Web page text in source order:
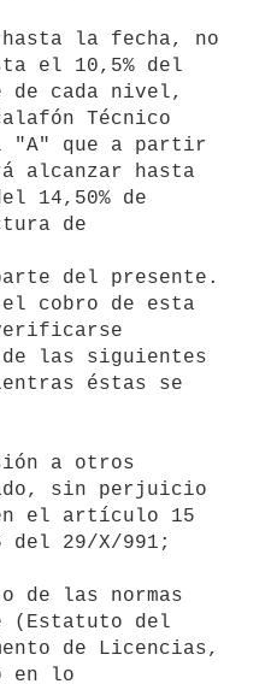
el 10,5% del
Técnico
alcanzar hasta
de
éstas se
sin perjuicio
el artículo 15
del 29/X/991;
(Estatuto del
de Licencias,
en lo